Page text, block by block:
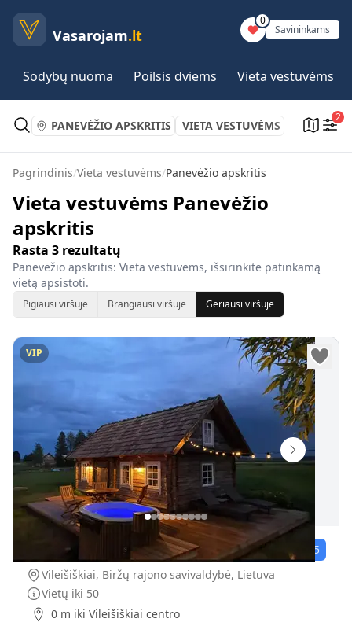
Vasarojam.lt
0
Savininkams
Sodybų nuoma Poilsis dviems Vieta vestuvėms
PANEVĖŽIO APSKRITIS VIETA VESTUVĖMS
2
Pagrindinis/Vieta vestuvėms/Panevėžio apskritis
Vieta vestuvėms Panevėžio
apskritis
Rasta 3 rezultatų
Panevėžio apskritis: Vieta vestuvėms, išsirinkite patinkamą
vietą apsistoti.
Pigiausi viršuje Brangiausi viršuje Geriausi viršuje
VIP
Autentiška sodyba su kubilu ir dūmine bei balto garo poniška pirtimi47 įvert.
/5
Vileišiškiai, Biržų rajono savivaldybė, Lietuva
Vietų iki 50
0 m iki Vileišiškiai centro